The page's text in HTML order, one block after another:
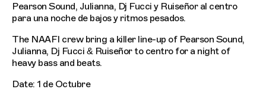
Pearson Sound, Julianna, Dj Fucci y Ruiseñor al centro
para una noche de bajos y ritmos pesados.
The NAAFI crew bring a killer line-up of Pearson Sound,
Julianna, Dj Fucci & Ruiseñor to centro for a night of
heavy bass and beats.
Date: 1 de Octubre